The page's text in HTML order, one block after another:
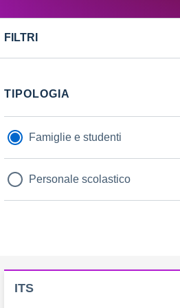
FILTRI
TIPOLOGIA
Famiglie e studenti
Personale scolastico
ITS